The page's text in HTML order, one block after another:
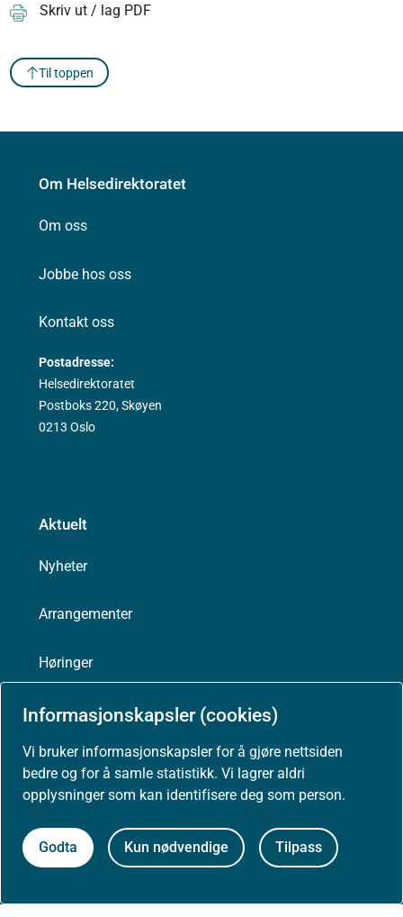
Informasjonskapsler (cookies)
Vi bruker informasjonskapsler for å gjøre nettsiden
bedre og for å samle statistikk. Vi lagrer aldri
opplysninger som kan identifisere deg som person.
Godta Kun nødvendige Tilpass
Skriv ut / lag PDF
Til toppen
Om Helsedirektoratet
Om oss
Jobbe hos oss
Kontakt oss
Postadresse:
Helsedirektoratet
Postboks 220, Skøyen
0213 Oslo
Aktuelt
Nyheter
Arrangementer
Høringer
Presse
Personvernerklæring
Tilgjengelighetserklæring (uustatus.no)